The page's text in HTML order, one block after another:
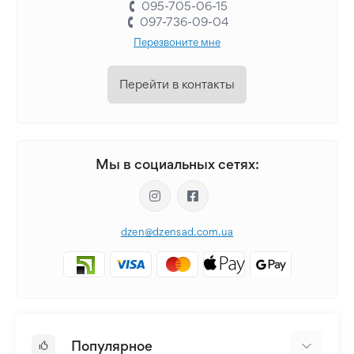
095-705-06-15
097-736-09-04
Перезвоните мне
Перейти в контакты
Мы в социальных сетях:
dzen@dzensad.com.ua
Популярное